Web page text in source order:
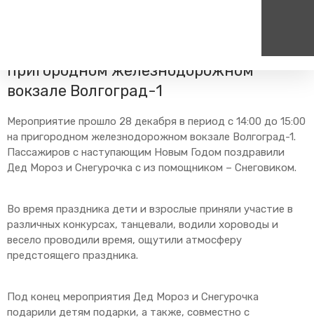
Пассажирам
Режим работы билетных
Тарифы и льготы
Абонементные билеты
Схема обращения
пригородных поездов
Мобильное приложение
Для маломобильных
пассажиров
Групповые маршруты
Единый номер вызова экстренных служб
112
пригородном железнодорожном
вокзале Волгоград-1
Мероприятие прошло 28 декабря в период с 14:00 до 15:00
на пригородном железнодорожном вокзале Волгоград-1.
Пассажиров с наступающим Новым Годом поздравили
Дед Мороз и Снегурочка с из помощником – Снеговиком.
Во время праздника дети и взрослые приняли участие в
различных конкурсах, танцевали, водили хороводы и
весело проводили время, ощутили атмосферу
предстоящего праздника.
Под конец мероприятия Дед Мороз и Снегурочка
подарили детям подарки, а также, совместно с